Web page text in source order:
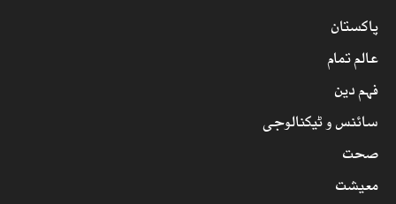
پاکستان
عالم تمام
فہم دین
سائنس و ٹیکنالوجی
صحت
معیشت